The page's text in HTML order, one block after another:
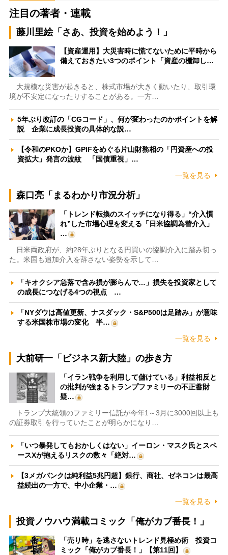
注目の著者・連載
藤川里絵「さあ、投資を始めよう！」
【資産運用】大災害時に慌てないために平時から
備えておきたい3つのポイント「資産の棚卸し…
大規模な災害が起きると、株式市場が大きく動いたり、取引環
境が不安定になったりすることがある。一方…
5年ぶり改訂の「CGコード」、何が変わったのかポイントを解
説 企業に成長投資の具体的な説…
【令和のPKOか】GPIFをめぐる片山財務相の「円資産への投
資拡大」発言の波紋 「国債重視」…
一覧を見る
森口亮「まるわかり市況分析」
「トレンド転換のスイッチになり得る」“介入慣
れ”した市場心理を変える「日米協調為替介入」
…
日米両政府が、約28年ぶりとなる円買いの協調介入に踏み切っ
た。米国も追加介入を辞さない姿勢を示して…
「キオクシア急落で含み損が膨らんで…」損失を投資家として
の成長につなげる4つの視点 …
「NYダウは高値更新、ナスダック・S&P500は足踏み」が意味
する米国株市場の変化 半…
一覧を見る
大前研一「ビジネス新大陸」の歩き方
「イラン戦争を利用して儲けている」利益相反と
の批判が強まるトランプファミリーの不正蓄財
疑…
トランプ大統領のファミリー信託が今年1～3月に3000回以上も
の証券取引を行っていたことが明らかになり…
「いつ暴発してもおかしくはない」イーロン・マスク氏とスペ
ースXが抱えるリスクの数々「絶対…
【3メガバンクは純利益5兆円超】銀行、商社、ゼネコンは最高
益続出の一方で、中小企業・…
一覧を見る
投資ノウハウ満載コミック「俺がカブ番長！」
「売り時」を逃さないトレンド見極め術 投資コ
ミック「俺がカブ番長！」【第11回】